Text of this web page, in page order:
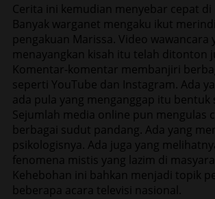
Cerita ini kemudian menyebar cepat di
Banyak warganet mengaku ikut
pengakuan Marissa. Video wawancara
menayangkan kisah itu telah ditonton
Komentar-komentar membanjiri
seperti YouTube dan Instagram. Ada
ada pula yang menganggap itu bentuk
Sejumlah media online pun mengulas
berbagai sudut pandang. Ada yang
psikologisnya. Ada juga yang
fenomena mistis yang lazim di
Kehebohan ini bahkan menjadi topik
beberapa acara televisi nasional.